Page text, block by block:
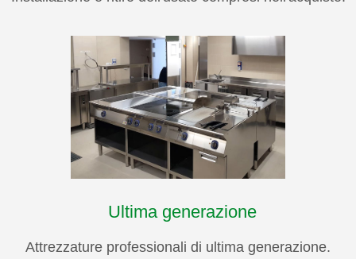
Ultima generazione
Attrezzature professionali di ultima generazione.